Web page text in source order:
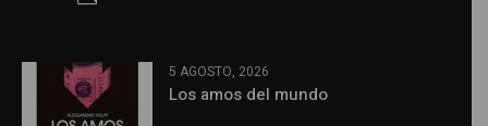
5 AGOSTO, 2026
Los amos del mundo